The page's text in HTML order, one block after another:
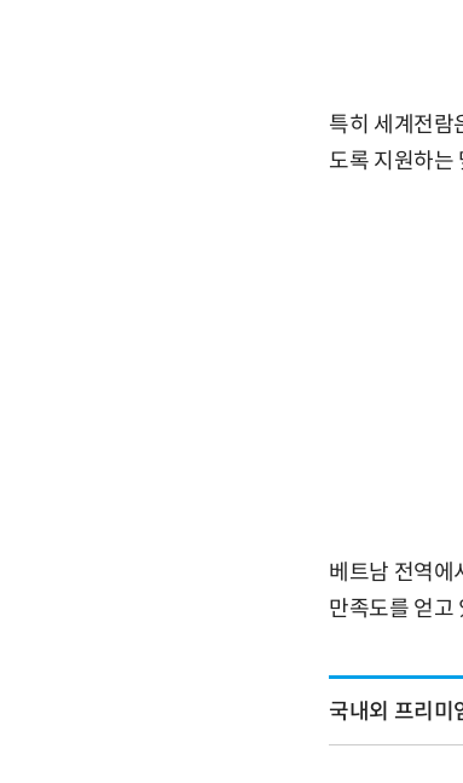
특히 세계전람
도록 지원하는
베트남 전역에
만족도를 얻고
국내외 프리미